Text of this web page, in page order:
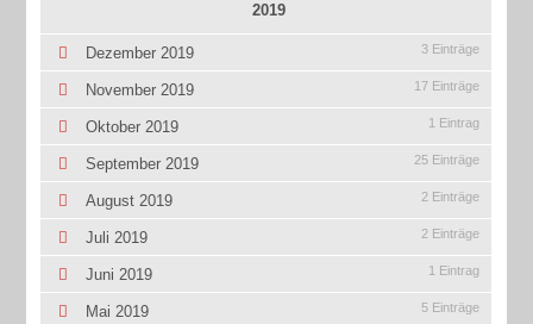
2019
Dezember 2019 3 Einträge
November 2019 17 Einträge
Oktober 2019 1 Eintrag
September 2019 25 Einträge
August 2019 2 Einträge
Juli 2019 2 Einträge
Juni 2019 1 Eintrag
Mai 2019 5 Einträge